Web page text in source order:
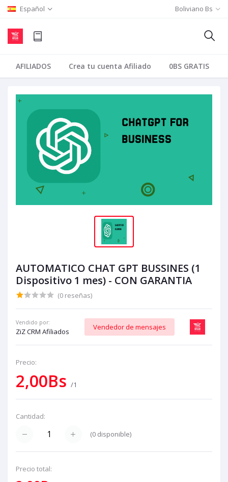
Español Boliviano Bs
AFILIADOS Crea tu cuenta Afiliado 0BS GRATIS
AUTOMATICO CHAT GPT BUSSINES (1
Dispositivo 1 mes) - CON GARANTIA
(0 reseñas)
Vendido por:
ZiZ CRM Afiliados
Vendedor de mensajes
Precio:
2,00Bs /1
Cantidad:
(0 disponible)
Precio total: